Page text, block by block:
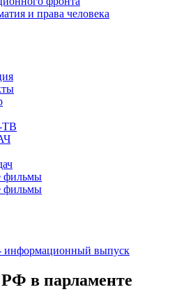
и права человека
ТВ
фильмы
фильмы
выпуск
в парламенте